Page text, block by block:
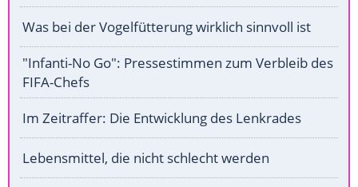
Was bei der Vogelfütterung wirklich sinnvoll ist
"Infanti-No Go": Pressestimmen zum Verbleib des
FIFA-Chefs
Im Zeitraffer: Die Entwicklung des Lenkrades
Lebensmittel, die nicht schlecht werden